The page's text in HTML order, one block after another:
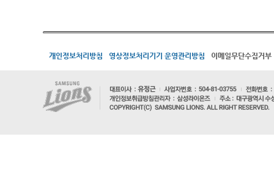
개인정보처리방침 영상정보처리기기 운영관리방침 이메일무단수집거부